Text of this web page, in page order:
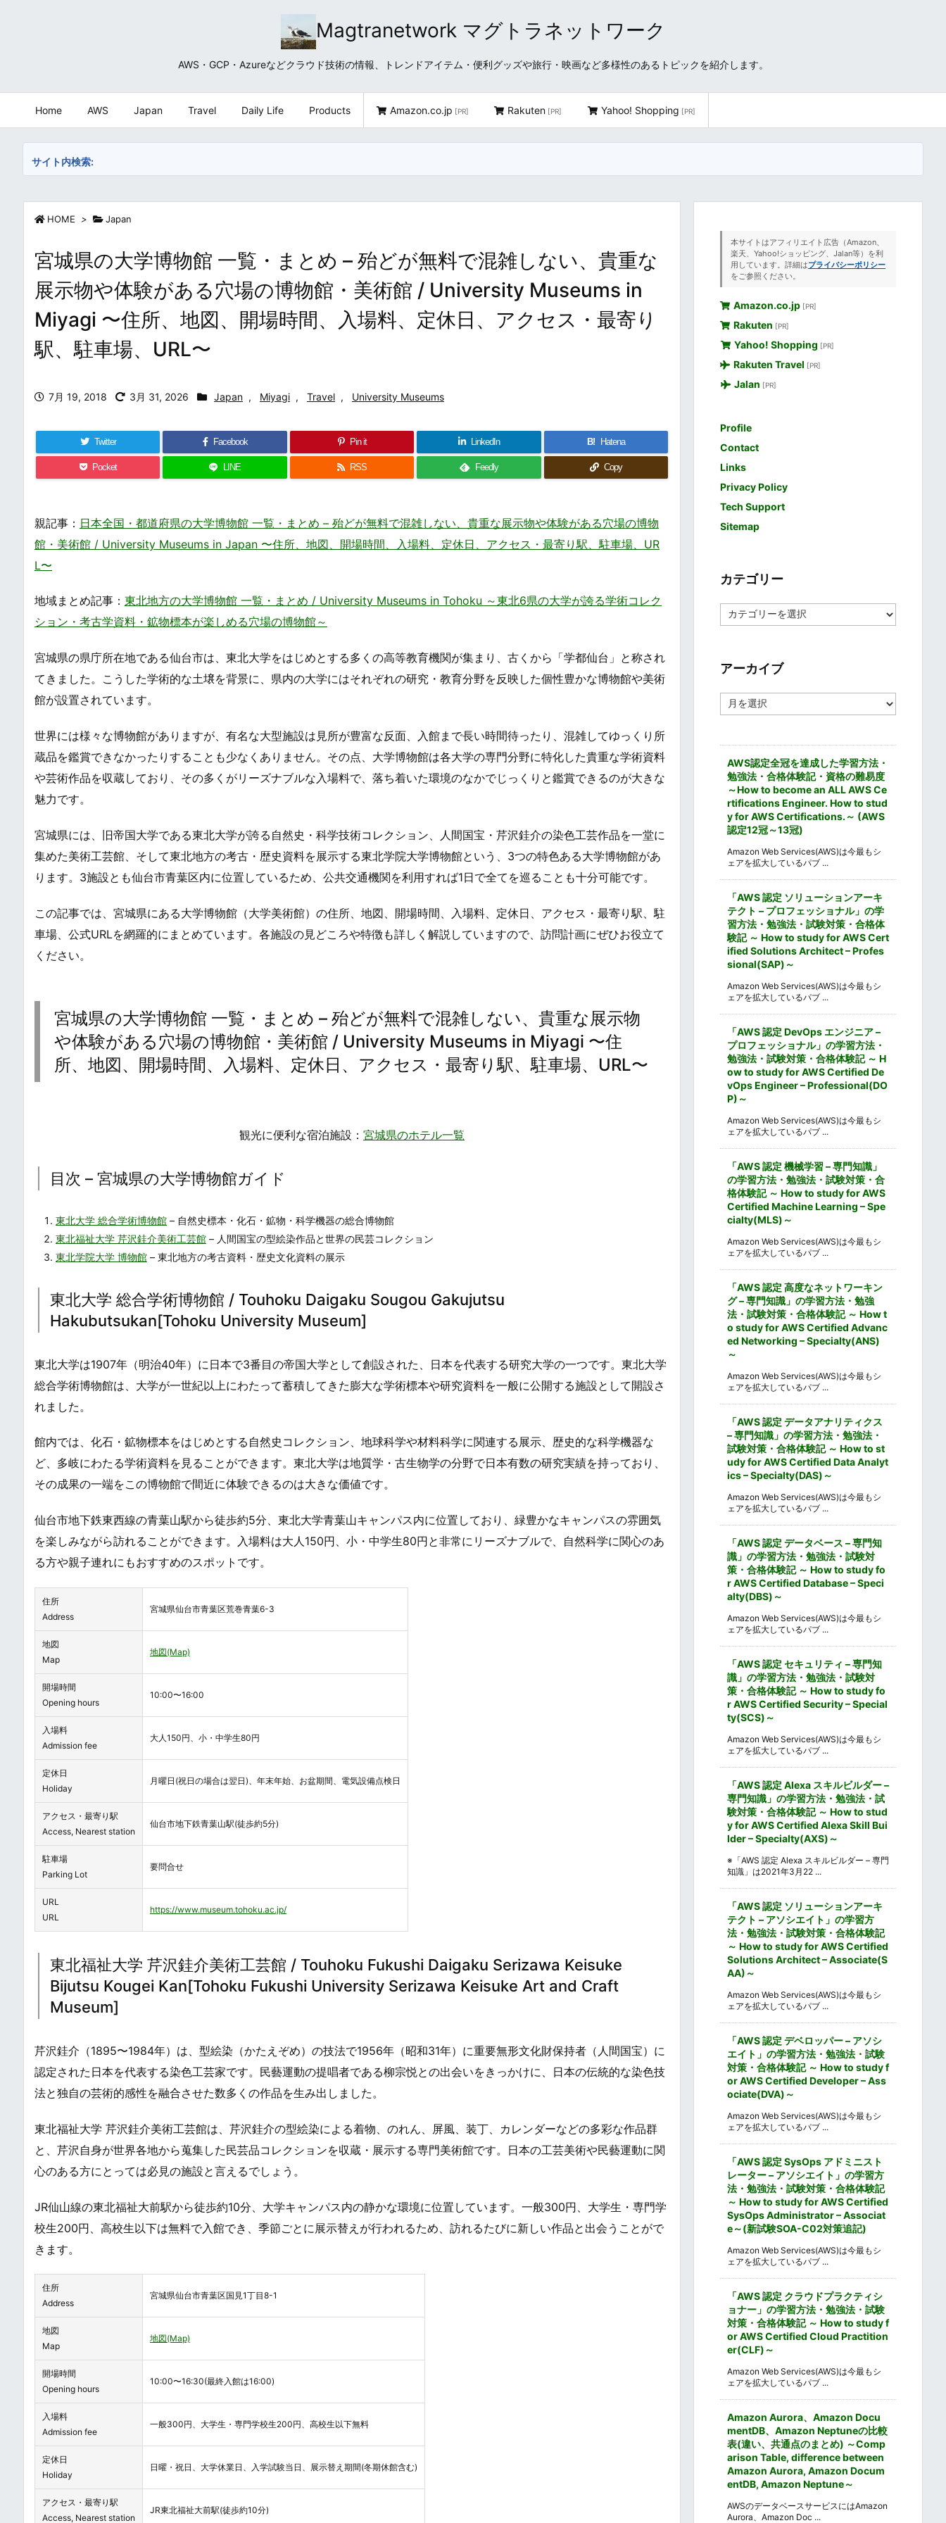
Magtranetwork マグトラネットワーク
AWS・GCP・Azureなどクラウド技術の情報、トレンドアイテム・便利グッズや旅行・映画など多様性のあるトピックを紹介します。
Home AWS Japan Travel Daily Life Products Amazon.co.jp [PR] Rakuten [PR] Yahoo! Shopping [PR]
サイト内検索:
HOME > Japan
宮城県の大学博物館 一覧・まとめ – 殆どが無料で混雑しない、貴重な
展示物や体験がある穴場の博物館・美術館 / University Museums in
Miyagi 〜住所、地図、開場時間、入場料、定休日、アクセス・最寄り
駅、駐車場、URL〜
7月 19, 2018 3月 31, 2026 Japan , Miyagi , Travel , University Museums
Twitter Facebook Pin it LinkedIn B! Hatena
Pocket LINE RSS Feedly Copy
親記事： 日本全国・都道府県の大学博物館 一覧・まとめ – 殆どが無料で混雑しない、貴重な展示物や体験がある穴場の博物
館・美術館 / University Museums in Japan 〜住所、地図、開場時間、入場料、定休日、アクセス・最寄り駅、駐車場、UR
L〜
地域まとめ記事： 東北地方の大学博物館 一覧・まとめ / University Museums in Tohoku ～東北6県の大学が誇る学術コレク
ション・考古学資料・鉱物標本が楽しめる穴場の博物館～
宮城県の県庁所在地である仙台市は、東北大学をはじめとする多くの高等教育機関が集まり、古くから「学都仙台」と称され
てきました。こうした学術的な土壌を背景に、県内の大学にはそれぞれの研究・教育分野を反映した個性豊かな博物館や美術
館が設置されています。
世界には様々な博物館がありますが、有名な大型施設は見所が豊富な反面、入館まで長い時間待ったり、混雑してゆっくり所
蔵品を鑑賞できなかったりすることも少なくありません。その点、大学博物館は各大学の専門分野に特化した貴重な学術資料
や芸術作品を収蔵しており、その多くがリーズナブルな入場料で、落ち着いた環境のなかでじっくりと鑑賞できるのが大きな
魅力です。
宮城県には、旧帝国大学である東北大学が誇る自然史・科学技術コレクション、人間国宝・芹沢銈介の染色工芸作品を一堂に
集めた美術工芸館、そして東北地方の考古・歴史資料を展示する東北学院大学博物館という、3つの特色ある大学博物館があ
ります。3施設とも仙台市青葉区内に位置しているため、公共交通機関を利用すれば1日で全てを巡ることも十分可能です。
この記事では、宮城県にある大学博物館（大学美術館）の住所、地図、開場時間、入場料、定休日、アクセス・最寄り駅、駐
車場、公式URLを網羅的にまとめています。各施設の見どころや特徴も詳しく解説していますので、訪問計画にぜひお役立て
ください。
宮城県の大学博物館 一覧・まとめ – 殆どが無料で混雑しない、貴重な展示物
や体験がある穴場の博物館・美術館 / University Museums in Miyagi 〜住
所、地図、開場時間、入場料、定休日、アクセス・最寄り駅、駐車場、URL〜
観光に便利な宿泊施設： 宮城県のホテル一覧
目次 – 宮城県の大学博物館ガイド
東北大学 総合学術博物館 – 自然史標本・化石・鉱物・科学機器の総合博物館
東北福祉大学 芹沢銈介美術工芸館 – 人間国宝の型絵染作品と世界の民芸コレクション
東北学院大学 博物館 – 東北地方の考古資料・歴史文化資料の展示
東北大学 総合学術博物館 / Touhoku Daigaku Sougou Gakujutsu
Hakubutsukan[Tohoku University Museum]
東北大学は1907年（明治40年）に日本で3番目の帝国大学として創設された、日本を代表する研究大学の一つです。東北大学
総合学術博物館は、大学が一世紀以上にわたって蓄積してきた膨大な学術標本や研究資料を一般に公開する施設として開設さ
れました。
館内では、化石・鉱物標本をはじめとする自然史コレクション、地球科学や材料科学に関連する展示、歴史的な科学機器な
ど、多岐にわたる学術資料を見ることができます。東北大学は地質学・古生物学の分野で日本有数の研究実績を持っており、
その成果の一端をこの博物館で間近に体験できるのは大きな価値です。
仙台市地下鉄東西線の青葉山駅から徒歩約5分、東北大学青葉山キャンパス内に位置しており、緑豊かなキャンパスの雰囲気
を楽しみながら訪れることができます。入場料は大人150円、小・中学生80円と非常にリーズナブルで、自然科学に関心のあ
る方や親子連れにもおすすめのスポットです。
住所
Address
宮城県仙台市青葉区荒巻青葉6-3
地図
Map
地図(Map)
開場時間
Opening hours
10:00〜16:00
入場料
Admission fee
大人150円、小・中学生80円
定休日
Holiday
月曜日(祝日の場合は翌日)、年末年始、お盆期間、電気設備点検日
アクセス・最寄り駅
Access, Nearest station
仙台市地下鉄青葉山駅(徒歩約5分)
駐車場
Parking Lot
要問合せ
URL
URL
https://www.museum.tohoku.ac.jp/
東北福祉大学 芹沢銈介美術工芸館 / Touhoku Fukushi Daigaku Serizawa Keisuke
Bijutsu Kougei Kan[Tohoku Fukushi University Serizawa Keisuke Art and Craft
Museum]
芹沢銈介（1895〜1984年）は、型絵染（かたえぞめ）の技法で1956年（昭和31年）に重要無形文化財保持者（人間国宝）に
認定された日本を代表する染色工芸家です。民藝運動の提唱者である柳宗悦との出会いをきっかけに、日本の伝統的な染色技
法と独自の芸術的感性を融合させた数多くの作品を生み出しました。
東北福祉大学 芹沢銈介美術工芸館は、芹沢銈介の型絵染による着物、のれん、屏風、装丁、カレンダーなどの多彩な作品群
と、芹沢自身が世界各地から蒐集した民芸品コレクションを収蔵・展示する専門美術館です。日本の工芸美術や民藝運動に関
心のある方にとっては必見の施設と言えるでしょう。
JR仙山線の東北福祉大前駅から徒歩約10分、大学キャンパス内の静かな環境に位置しています。一般300円、大学生・専門学
校生200円、高校生以下は無料で入館でき、季節ごとに展示替えが行われるため、訪れるたびに新しい作品と出会うことがで
きます。
住所
Address
宮城県仙台市青葉区国見1丁目8-1
地図
Map
地図(Map)
開場時間
Opening hours
10:00〜16:30(最終入館は16:00)
入場料
Admission fee
一般300円、大学生・専門学校生200円、高校生以下無料
定休日
Holiday
日曜・祝日、大学休業日、入学試験当日、展示替え期間(冬期休館含む)
アクセス・最寄り駅
Access, Nearest station
JR東北福祉大前駅(徒歩約10分)
本サイトはアフィリエイト広告（Amazon、
楽天、Yahoo!ショッピング、Jalan等）を利
用しています。詳細はプライバシーポリシー
をご参照ください。
Amazon.co.jp [PR]
Rakuten [PR]
Yahoo! Shopping [PR]
Rakuten Travel [PR]
Jalan [PR]
Profile
Contact
Links
Privacy Policy
Tech Support
Sitemap
カテゴリー
テ
ー
アーカイブ
ー
AWS認定全冠を達成した学習方法・
勉強法・合格体験記・資格の難易度
～How to become an ALL AWS Ce
rtifications Engineer. How to stud
y for AWS Certifications.～ (AWS
認定12冠～13冠)
Amazon Web Services(AWS)は今最もシ
ェアを拡大しているパブ ...
「AWS 認定 ソリューションアーキ
テクト – プロフェッショナル」の学
習方法・勉強法・試験対策・合格体
験記 ～ How to study for AWS Cert
ified Solutions Architect – Profes
sional(SAP)～
Amazon Web Services(AWS)は今最もシ
ェアを拡大しているパブ ...
「AWS 認定 DevOps エンジニア –
プロフェッショナル」の学習方法・
勉強法・試験対策・合格体験記 ～ H
ow to study for AWS Certified De
vOps Engineer – Professional(DO
P)～
Amazon Web Services(AWS)は今最もシ
ェアを拡大しているパブ ...
「AWS 認定 機械学習 – 専門知識」
の学習方法・勉強法・試験対策・合
格体験記 ～ How to study for AWS
Certified Machine Learning – Spe
cialty(MLS)～
Amazon Web Services(AWS)は今最もシ
ェアを拡大しているパブ ...
「AWS 認定 高度なネットワーキン
グ – 専門知識」の学習方法・勉強
法・試験対策・合格体験記 ～ How t
o study for AWS Certified Advanc
ed Networking – Specialty(ANS)
～
Amazon Web Services(AWS)は今最もシ
ェアを拡大しているパブ ...
「AWS 認定 データアナリティクス
– 専門知識」の学習方法・勉強法・
試験対策・合格体験記 ～ How to st
udy for AWS Certified Data Analyt
ics – Specialty(DAS)～
Amazon Web Services(AWS)は今最もシ
ェアを拡大しているパブ ...
「AWS 認定 データベース – 専門知
識」の学習方法・勉強法・試験対
策・合格体験記 ～ How to study fo
r AWS Certified Database – Speci
alty(DBS)～
Amazon Web Services(AWS)は今最もシ
ェアを拡大しているパブ ...
「AWS 認定 セキュリティ – 専門知
識」の学習方法・勉強法・試験対
策・合格体験記 ～ How to study fo
r AWS Certified Security – Special
ty(SCS)～
Amazon Web Services(AWS)は今最もシ
ェアを拡大しているパブ ...
「AWS 認定 Alexa スキルビルダー –
専門知識」の学習方法・勉強法・試
験対策・合格体験記 ～ How to stud
y for AWS Certified Alexa Skill Bui
lder – Specialty(AXS)～
※「AWS 認定 Alexa スキルビルダー – 専門
知識」は2021年3月22 ...
「AWS 認定 ソリューションアーキ
テクト – アソシエイト」の学習方
法・勉強法・試験対策・合格体験記
～ How to study for AWS Certified
Solutions Architect – Associate(S
AA)～
Amazon Web Services(AWS)は今最もシ
ェアを拡大しているパブ ...
「AWS 認定 デベロッパー – アソシ
エイト」の学習方法・勉強法・試験
対策・合格体験記 ～ How to study f
or AWS Certified Developer – Ass
ociate(DVA)～
Amazon Web Services(AWS)は今最もシ
ェアを拡大しているパブ ...
「AWS 認定 SysOps アドミニスト
レーター – アソシエイト」の学習方
法・勉強法・試験対策・合格体験記
～ How to study for AWS Certified
SysOps Administrator – Associat
e～(新試験SOA-C02対策追記)
Amazon Web Services(AWS)は今最もシ
ェアを拡大しているパブ ...
「AWS 認定 クラウドプラクティシ
ョナー」の学習方法・勉強法・試験
対策・合格体験記 ～ How to study f
or AWS Certified Cloud Practition
er(CLF)～
Amazon Web Services(AWS)は今最もシ
ェアを拡大しているパブ ...
Amazon Aurora、Amazon Docu
mentDB、Amazon Neptuneの比較
表(違い、共通点のまとめ) ～Comp
arison Table, difference between
Amazon Aurora, Amazon Docum
entDB, Amazon Neptune～
AWSのデータベースサービスにはAmazon
Aurora、Amazon Doc ...